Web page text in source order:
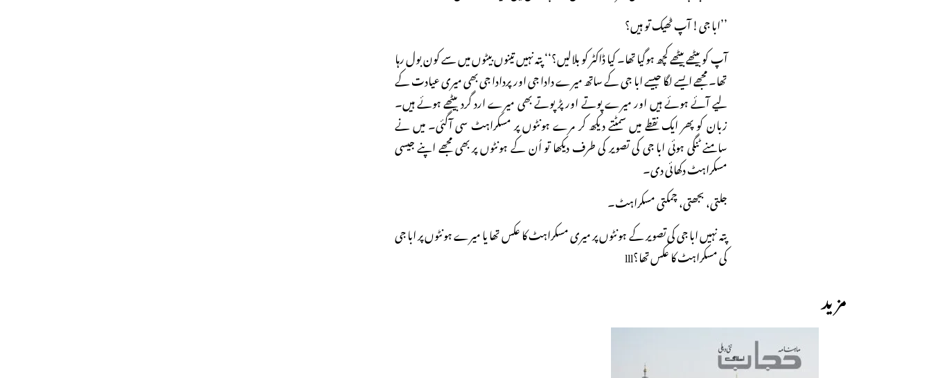
’’ابا جی! آپ ٹھیک تو ہیں؟
آپ کو بیٹھے بیٹھے کچھ ہوگیا تھا۔ کیا ڈاکٹر کو بلالیں؟‘‘ پتہ نہیں تینوں بیٹوں میں سے کون بول رہا
تھا۔ مجھے ایسے لگا جیسے ابا جی کے ساتھ میرے دادا جی اور پردادا جی بھی میری عیادت کے
لیے آئے ہوئے ہیں اور میرے پوتے اور پڑپوتے بھی میرے ارد گرد بیٹھے ہوئے ہیں۔
زبان کو پھر ایک نقطے میں سمٹتے دیکھ کر مرے ہونٹوں پر مسکراہٹ سی آگئی۔ میں نے
سامنے ٹنگی ہوئی ابا جی کی تصویر کی طرف دیکھا تو اُن کے ہونٹوں پر بھی مجھے اپنے جیسی
مسکراہٹ دکھائی دی۔
جلتی، بجھتی، چمکتی مسکراہٹ۔
پتہ نہیں ابا جی کی تصویر کے ہونٹوں پر میری مسکراہٹ کا عکس تھا یا میرے ہونٹوں پر ابا جی
کی مسکراہٹ کا عکس تھا؟lll
مزید